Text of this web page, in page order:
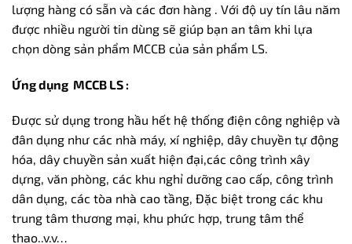
lượng hàng có sẵn và các đơn hàng . Với độ uy tín lâu năm
được nhiều người tin dùng sẽ giúp bạn an tâm khi lựa
chọn dòng sản phẩm MCCB của sản phẩm LS.
Ứng dụng MCCB LS :
Được sử dụng trong hầu hết hệ thống điện công nghiệp và
đân dụng như các nhà máy, xí nghiệp, dây chuyền tự động
hóa, dây chuyền sản xuất hiện đại,các công trình xây
dựng, văn phòng, các khu nghỉ dưỡng cao cấp, công trình
dân dụng, các tòa nhà cao tầng, Đặc biệt trong các khu
trung tâm thương mại, khu phức hợp, trung tâm thể
thao..v.v…